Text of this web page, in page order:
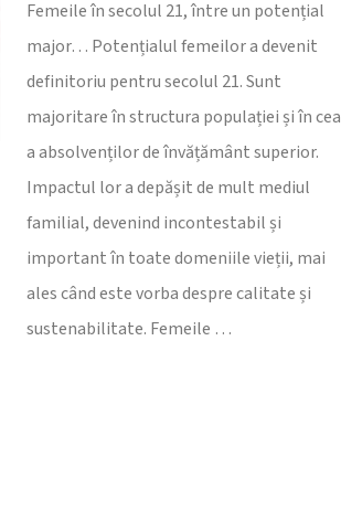
Femeile în secolul 21, între un potențial
major… Potențialul femeilor a devenit
definitoriu pentru secolul 21. Sunt
majoritare în structura populației și în cea
a absolvenților de învățământ superior.
Impactul lor a depășit de mult mediul
familial, devenind incontestabil și
important în toate domeniile vieții, mai
ales când este vorba despre calitate și
sustenabilitate. Femeile …